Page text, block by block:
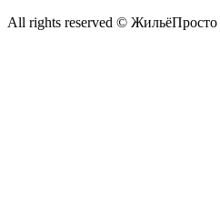
All rights reserved © ЖильёПросто